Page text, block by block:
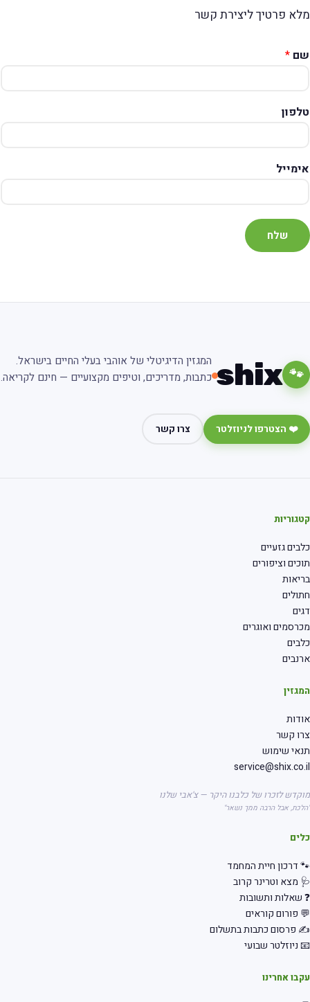
מלא פרטיך ליצירת קשר
שם *
טלפון
אימייל
שלח
🐾
shix המגזין הדיגיטלי של אוהבי בעלי החיים בישראל.
כתבות, מדריכים, וטיפים מקצועיים — חינם לקריאה.
❤️ הצטרפו לניוזלטר צרו קשר
קטגוריות
כלבים גזעיים
תוכים וציפורים
בריאות
חתולים
דגים
מכרסמים ואוגרים
כלבים
ארנבים
המגזין
אודות
צרו קשר
תנאי שימוש
service@shix.co.il
מוקדש לזכרו של כלבנו היקר — צ'אבי שלנו
"הלכת, אבל הרבה ממך נשאר"
כלים
🐾 דרכון חיית המחמד
🩺 מצא וטרינר קרוב
❓ שאלות ותשובות
💬 פורום קוראים
✍️ פרסום כתבות בתשלום
📧 ניוזלטר שבועי
עקבו אחרינו